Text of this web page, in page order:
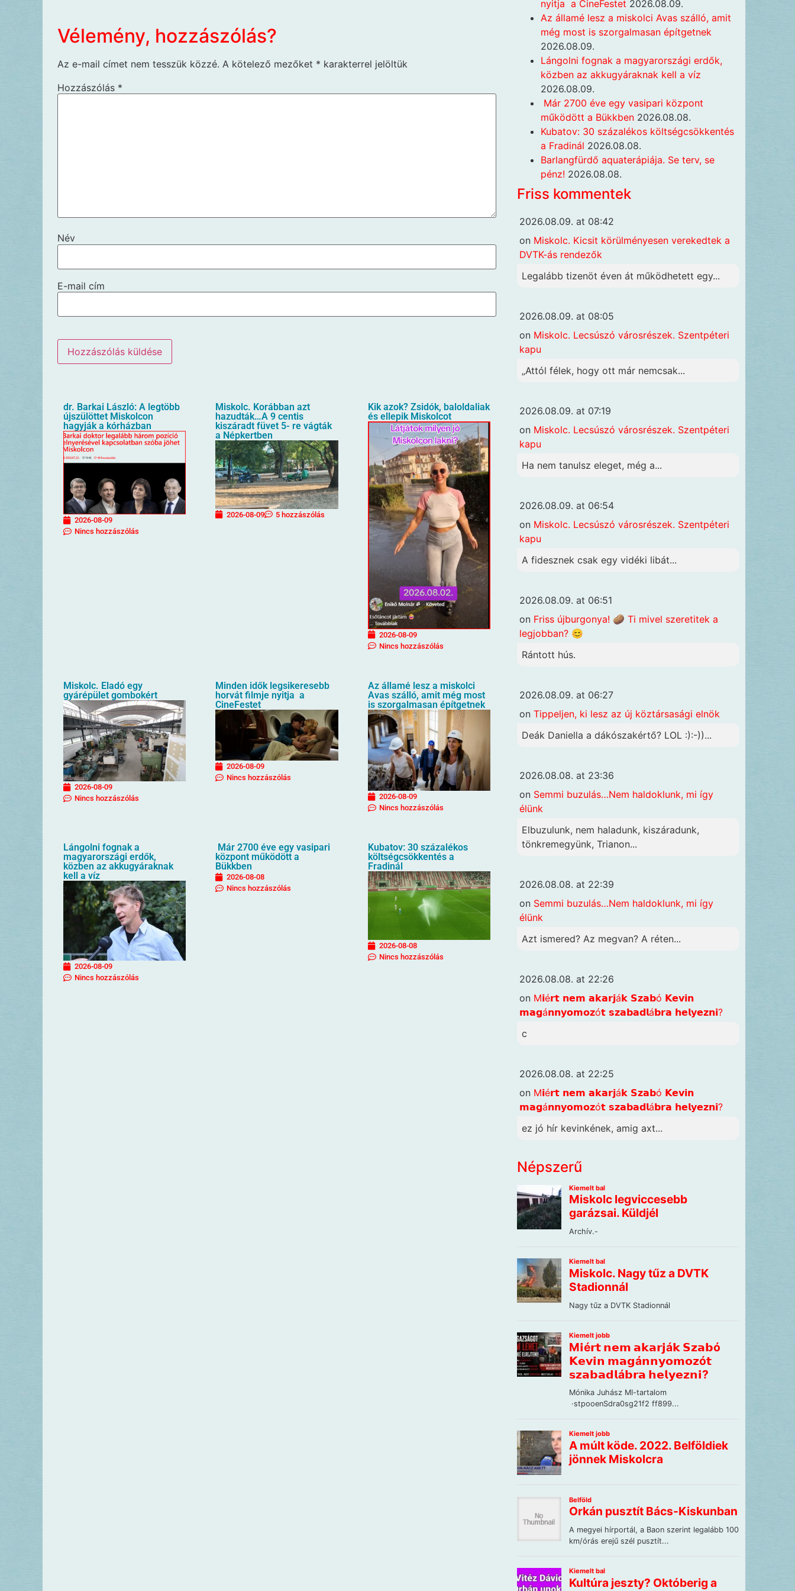
Vélemény, hozzászólás?
Az e-mail címet nem tesszük közzé. A kötelező mezőket * karakterrel jelöltük
Hozzászólás *
Név
E-mail cím
dr. Barkai László: A legtöbb
újszülöttet Miskolcon
hagyják a kórházban
2026-08-09
Nincs hozzászólás
Miskolc. Korábban azt
hazudták…A 9 centis
kiszáradt füvet 5- re vágták
a Népkertben
2026-08-09 5 hozzászólás
Kik azok? Zsidók, baloldaliak
és ellepik Miskolcot
2026-08-09
Nincs hozzászólás
Miskolc. Eladó egy
gyárépület gombokért
2026-08-09
Nincs hozzászólás
Minden idők legsikeresebb
horvát filmje nyitja a
CineFestet
2026-08-09
Nincs hozzászólás
Az államé lesz a miskolci
Avas szálló, amit még most
is szorgalmasan építgetnek
2026-08-09
Nincs hozzászólás
Lángolni fognak a
magyarországi erdők,
közben az akkugyáraknak
kell a víz
2026-08-09
Nincs hozzászólás
Már 2700 éve egy vasipari
központ működött a
Bükkben
2026-08-08
Nincs hozzászólás
Kubatov: 30 százalékos
költségcsökkentés a
Fradinál
2026-08-08
Nincs hozzászólás
nyitja a CineFestet 2026.08.09.
Az államé lesz a miskolci Avas szálló, amit
még most is szorgalmasan építgetnek
2026.08.09.
Lángolni fognak a magyarországi erdők,
közben az akkugyáraknak kell a víz
2026.08.09.
Már 2700 éve egy vasipari központ
működött a Bükkben 2026.08.08.
Kubatov: 30 százalékos költségcsökkentés
a Fradinál 2026.08.08.
Barlangfürdő aquaterápiája. Se terv, se
pénz! 2026.08.08.
Friss kommentek
2026.08.09. at 08:42
on Miskolc. Kicsit körülményesen verekedtek a
DVTK-ás rendezők
Legalább tizenöt éven át működhetett egy...
2026.08.09. at 08:05
on Miskolc. Lecsúszó városrészek. Szentpéteri
kapu
„Attól félek, hogy ott már nemcsak...
2026.08.09. at 07:19
on Miskolc. Lecsúszó városrészek. Szentpéteri
kapu
Ha nem tanulsz eleget, még a...
2026.08.09. at 06:54
on Miskolc. Lecsúszó városrészek. Szentpéteri
kapu
A fidesznek csak egy vidéki libát...
2026.08.09. at 06:51
on Friss újburgonya! 🥔 Ti mivel szeretitek a
legjobban? 😊
Rántott hús.
2026.08.09. at 06:27
on Tippeljen, ki lesz az új köztársasági elnök
Deák Daniella a dákószakértő? LOL :):-))...
2026.08.08. at 23:36
on Semmi buzulás…Nem haldoklunk, mi így
élünk
Elbuzulunk, nem haladunk, kiszáradunk,
tönkremegyünk, Trianon...
2026.08.08. at 22:39
on Semmi buzulás…Nem haldoklunk, mi így
élünk
Azt ismered? Az megvan? A réten...
2026.08.08. at 22:26
on M𝗶é𝗿𝘁 𝗻𝗲𝗺 𝗮𝗸𝗮𝗿𝗷á𝗸 𝗦𝘇𝗮𝗯ó 𝗞𝗲𝘃𝗶𝗻
𝗺𝗮𝗴á𝗻𝗻𝘆𝗼𝗺𝗼𝘇ó𝘁 𝘀𝘇𝗮𝗯𝗮𝗱𝗹á𝗯𝗿𝗮 𝗵𝗲𝗹𝘆𝗲𝘇𝗻𝗶?
c
2026.08.08. at 22:25
on M𝗶é𝗿𝘁 𝗻𝗲𝗺 𝗮𝗸𝗮𝗿𝗷á𝗸 𝗦𝘇𝗮𝗯ó 𝗞𝗲𝘃𝗶𝗻
𝗺𝗮𝗴á𝗻𝗻𝘆𝗼𝗺𝗼𝘇ó𝘁 𝘀𝘇𝗮𝗯𝗮𝗱𝗹á𝗯𝗿𝗮 𝗵𝗲𝗹𝘆𝗲𝘇𝗻𝗶?
ez jó hír kevinkének, amig axt...
Népszerű